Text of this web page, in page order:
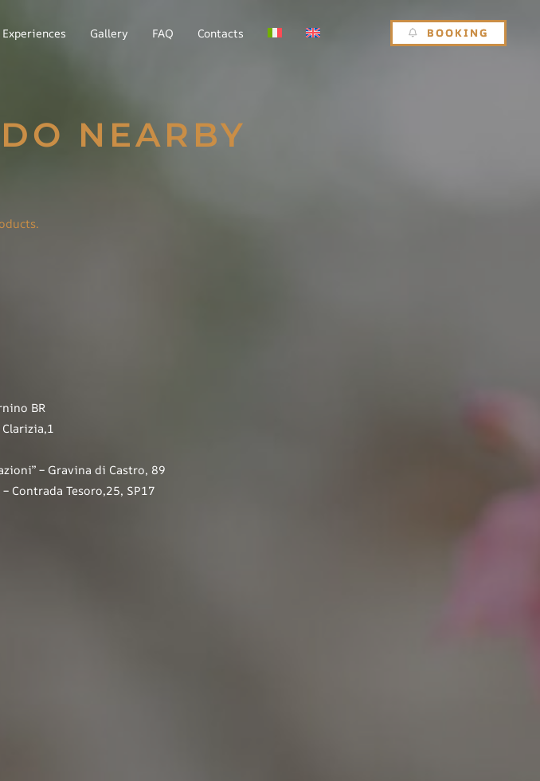
Experiences Gallery FAQ Contacts BOOKING
NEARBY
BR
– Gravina di Castro, 89
Contrada Tesoro,25, SP17